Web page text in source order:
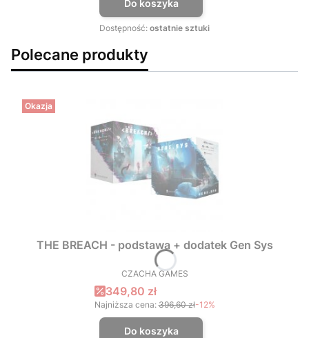
Do koszyka
Dostępność: ostatnie sztuki
Polecane produkty
Okazja
THE BREACH - podstawa + dodatek Gen Sys
PRODUCENT
CZACHA GAMES
Cena promocyjna
349,80 zł
Najniższa cena: 396,60 zł-12%
Do koszyka